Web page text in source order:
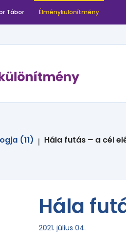
Tábor Élménykülönítmény
(11) | Hála futás – a cél
Hála
2021. július 04.